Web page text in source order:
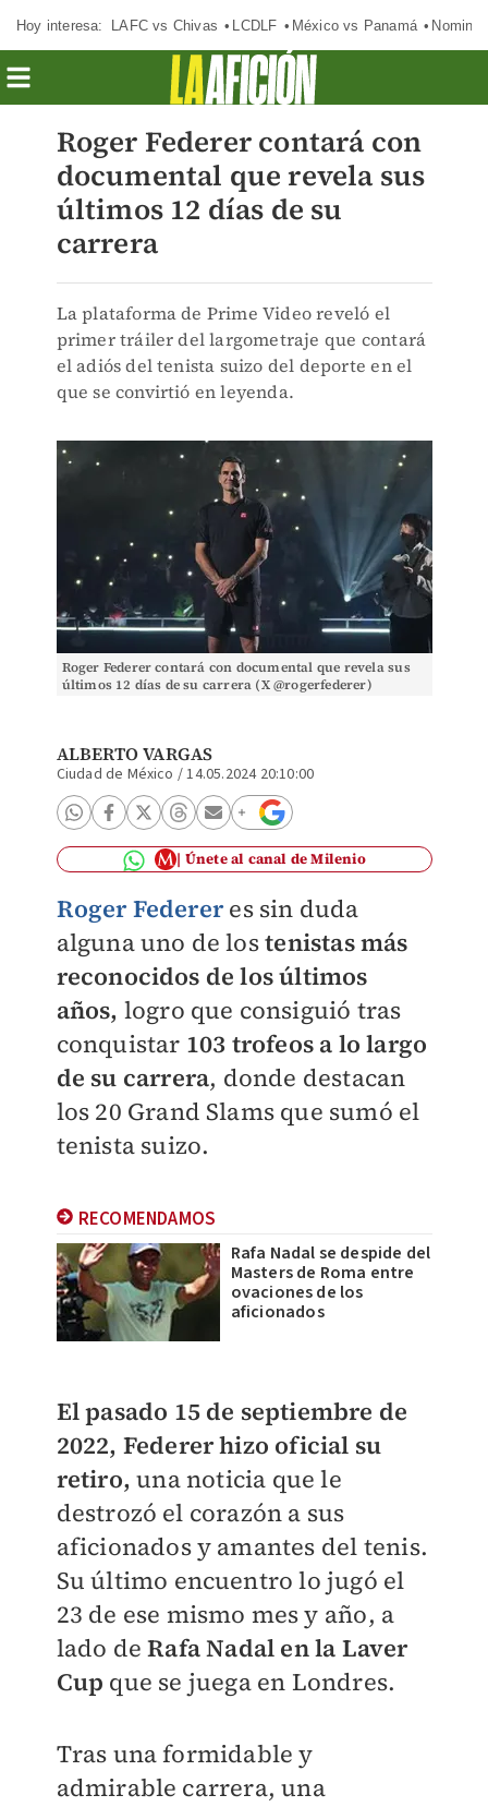
Hoy interesa: LAFC vs Chivas LCDLF México vs Panamá
Roger Federer contará con
documental que revela sus
últimos 12 días de su
carrera
La plataforma de Prime Video reveló el
primer tráiler del largometraje que contará
el adiós del tenista suizo del deporte en el
que se convirtió en leyenda.
Roger Federer contará con documental que revela sus
últimos 12 días de su carrera (X @rogerfederer)
ALBERTO VARGAS
Ciudad de México /14.05.2024 20:10:00
Únete al canal de Milenio
Roger Federeres sin duda
alguna uno de lostenistas más
reconocidos de los últimos
años, logro que consiguió tras
conquistar 103 trofeos a lo largo
de su carrera, donde destacan
los 20 Grand Slams que sumó el
tenista suizo.
RECOMENDAMOS
Rafa Nadal se despide del
Masters de Roma entre
ovaciones de los
aficionados
El pasado 15 de septiembre de
2022, Federer hizo oficial su
retiro, una noticia que le
destrozó el corazón a sus
aficionados y amantes del tenis.
Su último encuentro lo jugó el
23 de ese mismo mes y año, a
lado deRafa Nadal en la Laver
Cup que se juega en Londres.
Tras una formidable y
admirable carrera, una